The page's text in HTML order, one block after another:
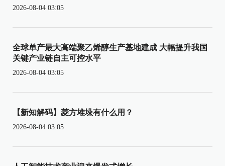
2026-08-04 03:05
全球单产最大高端聚乙烯醇生产基地建成 大幅提升我国
关键产业链自主可控水平
2026-08-04 03:05
【新知解码】菱方堆垛有什么用？
2026-08-04 03:05